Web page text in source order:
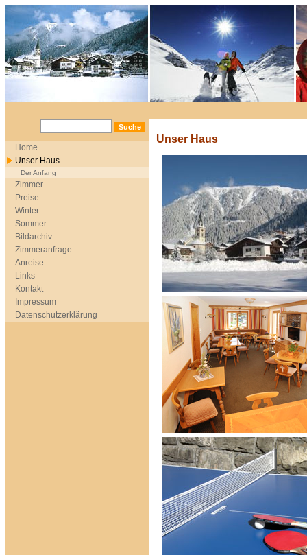
Home
Unser Haus
Der Anfang
Zimmer
Preise
Winter
Sommer
Bildarchiv
Zimmeranfrage
Anreise
Links
Kontakt
Impressum
Datenschutzerklärung
Unser Haus